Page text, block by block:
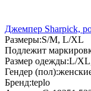
Джемпер Sharpick,
Размеры:S/M, L/XL
Подлежит
Размер одежды:L/
Гендер (пол):
Бренд:teplo